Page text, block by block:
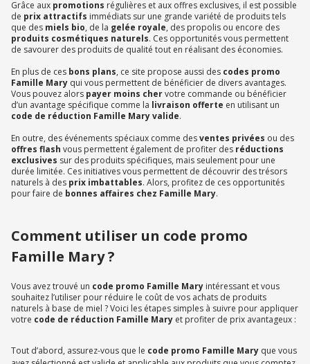
Grâce aux promotions régulières et aux offres exclusives, il est possible
de prix attractifs immédiats sur une grande variété de produits tels
que des miels bio, de la gelée royale, des propolis ou encore des
produits cosmétiques naturels. Ces opportunités vous permettent
de savourer des produits de qualité tout en réalisant des économies.
En plus de ces bons plans, ce site propose aussi des codes promo
Famille Mary qui vous permettent de bénéficier de divers avantages.
Vous pouvez alors payer moins chervotre commande ou bénéficier
d’un avantage spécifique comme la livraison offerte en utilisant un
code de réduction Famille Mary valide.
En outre, des événements spéciaux comme desventes privées ou des
offres flash vous permettent également de profiter des réductions
exclusives sur des produits spécifiques, mais seulement pour une
durée limitée. Ces initiatives vous permettent de découvrir des trésors
naturels à des prix imbattables. Alors, profitez de ces opportunités
pour faire de bonnes affaires chez Famille Mary.
Comment utiliser un code promo
Famille Mary ?
Vous avez trouvé un code promo Famille Mary intéressant et vous
souhaitez l’utiliser pour réduire le coût de vos achats de produits
naturels à base de miel ? Voici les étapes simples à suivre pour appliquer
votre code de réduction Famille Mary et profiter de prix avantageux :
Tout d’abord, assurez-vous que le code promo Famille Mary que vous